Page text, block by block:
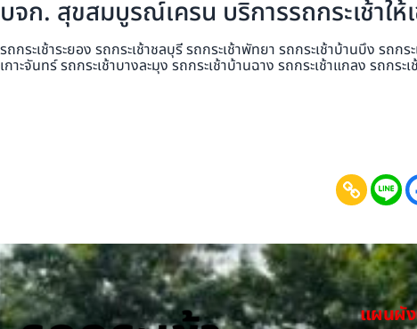
บจก. สุขสมบูรณ์เครน บริการรถกระเช้าให้
รถกระเช้าระยอง รถกระเช้าชลบุรี รถกระเช้าพัทยา รถกระเช้าบ้านบึง รถก
เกาะจันทร์ รถกระเช้าบางละมุง รถกระเช้าบ้านฉาง รถกระเช้าแกลง รถกร
แผนผัง